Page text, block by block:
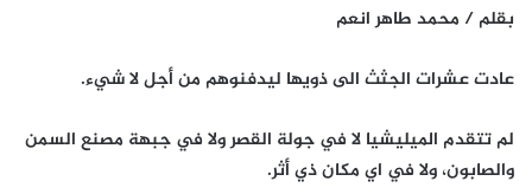
بقلم / محمد طاهر انعم
‫عادت عشرات الجثث الى ذويها ليدفنوهم من أجل لا شيء.‬
‫لم تتقدم الميليشيا لا في جولة القصر ولا في جبهة مصنع السمن
والصابون، ولا في اي مكان ذي أثر.‬